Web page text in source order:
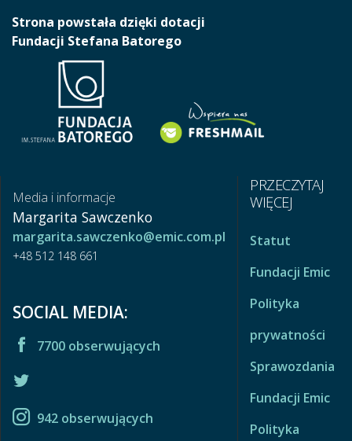
Strona powstała dzięki dotacji
Fundacji Stefana Batorego
Media i informacje
Margarita Sawczenko
margarita.sawczenko@emic.com.pl
+48 512 148 661
SOCIAL MEDIA:
7700 obserwujących
942 obserwujących
PRZECZYTAJ
WIĘCEJ
Statut
Fundacji Emic
Polityka
prywatności
Sprawozdania
Fundacji Emic
Polityka